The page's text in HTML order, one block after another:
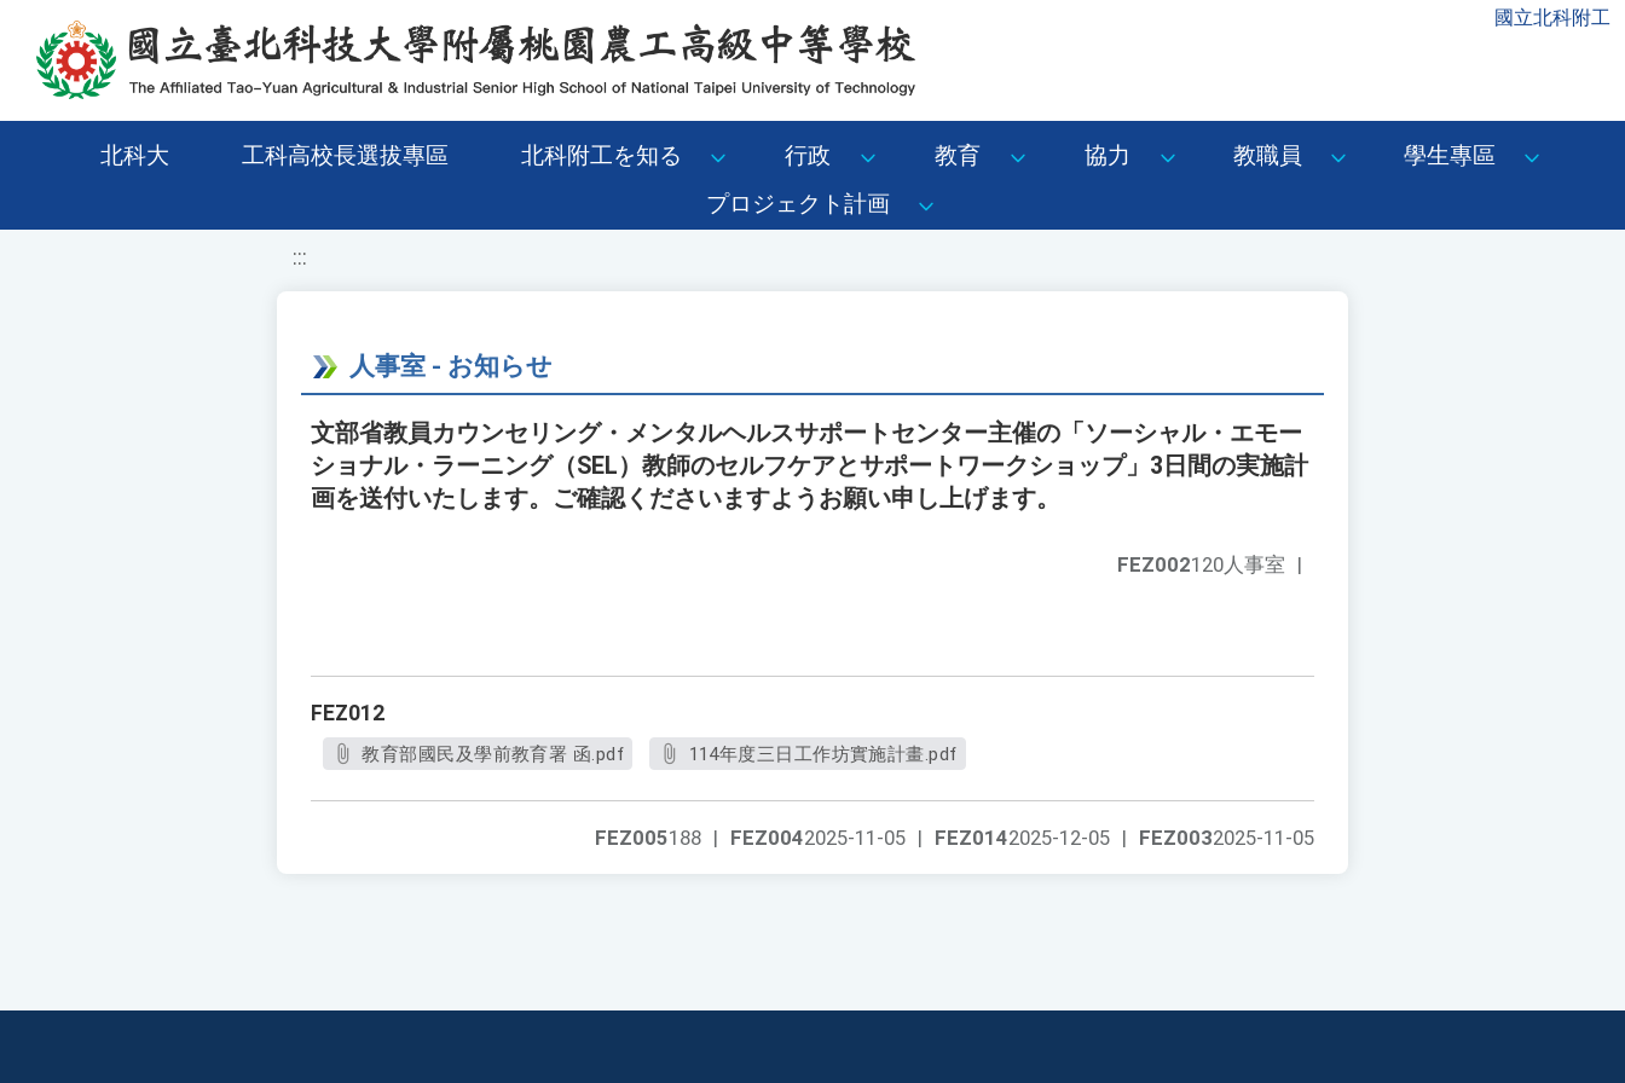
移至網頁之主要內容區位置 國立北科附工
北科大 工科高校長選拔專區 北科附工を知る 行政 教育 協力 教職員
學生專區
プロジェクト計画
:::
人事室 - お知らせ
文部省教員カウンセリング・メンタルヘルスサポートセンター主催の「ソーシャル・エモー
ショナル・ラーニング（SEL）教師のセルフケアとサポートワークショップ」3日間の実施計
画を送付いたします。ご確認くださいますようお願い申し上げます。
FEZ002120人事室 |
FEZ012
教育部國民及學前教育署 函.pdf 114年度三日工作坊實施計畫.pdf
FEZ0032025-11-05
FEZ0142025-12-05 |
FEZ0042025-11-05 |
FEZ005188 |